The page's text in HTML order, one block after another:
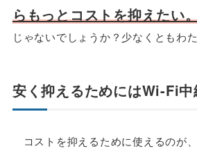
らもっとコストを抑えたい
じゃないでしょうか？少なくともわ
安く抑えるためにはWi-Fi
コストを抑えるために使えるのが、